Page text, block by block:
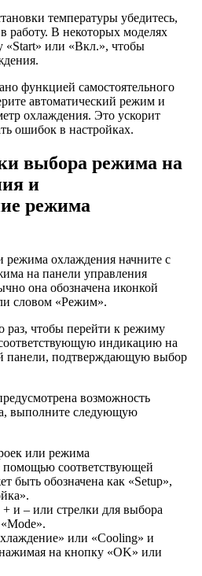
температуры убедитесь,
работу. В некоторых моделях
«Start» или «Вкл.», чтобы
функцией самостоятельного
автоматический режим и
охлаждения. Это ускорит
ошибок в настройках.
выбора режима на
и
режима
режима охлаждения начните с
на панели управления
она обозначена иконкой
словом «Режим».
раз, чтобы перейти к режиму
индикацию на
панели, подтверждающую выбор
возможность
выполните следующую
или режима
помощью соответствующей
быть обозначена как «Setup»,
и – или стрелки для выбора
или «Cooling» и
на кнопку «OK» или